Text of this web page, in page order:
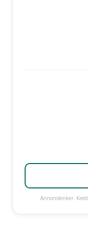
Annonslenker.